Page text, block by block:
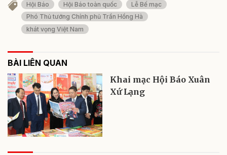
Hội Báo Hội Báo toàn quốc
Lễ Bế mạc
Phó Thủ tướng Chính phủ Trần Hồng Hà
khát vọng Việt Nam
BÀI LIÊN QUAN
Khai mạc Hội Báo Xuân
Xứ Lạng